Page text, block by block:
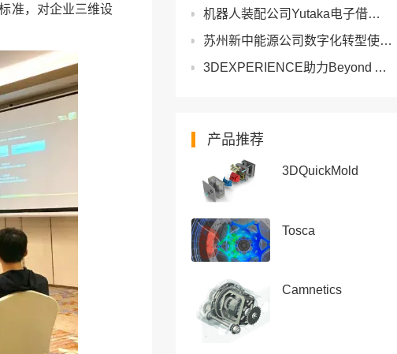
准，对企业三维设
机器人装配公司Yutaka电子借助3DEXPERIENCE使交付周期缩短50%
苏州新中能源公司数字化转型使用SOLIDWORKS实现降本增效
3DEXPERIENCE助力Beyond Aero打造世界第一架氢能电动公务机
产品推荐
3DQuickMold
Tosca
Camnetics